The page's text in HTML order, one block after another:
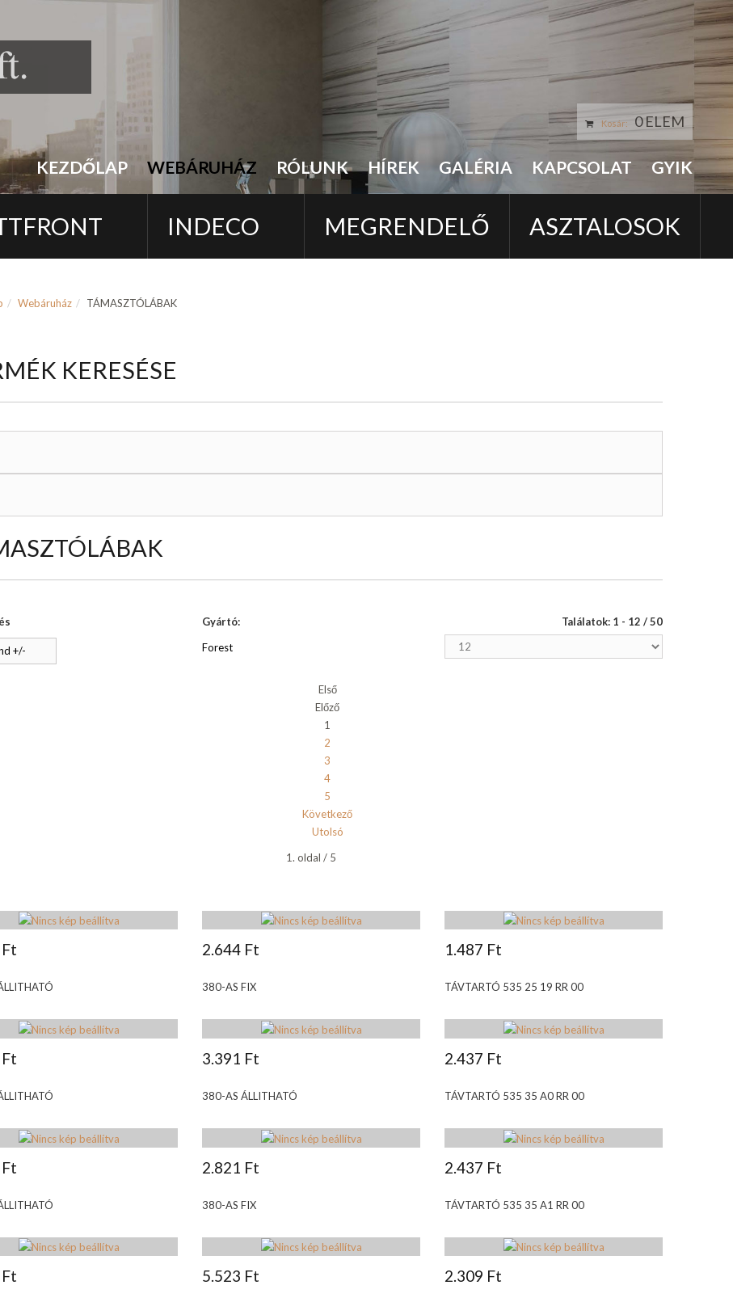
KEZDŐLAP WEBÁRUHÁZ RÓLUNK HÍREK GALÉRIA KAPCSOLAT GYIK
Kosár: 0 ELEM
INDECO MEGRENDELŐ ASZTALOSOK
Webáruház TÁMASZTÓLÁBAK
KERESÉSE
+/-
Gyártó:
Forest
Találatok: 1 - 12 / 50
Első
Előző
1
2
3
4
5
Következő
Utolsó
1. oldal / 5
2.644 Ft
380-AS FIX
1.487 Ft
TÁVTARTÓ 535 25 19 RR 00
3.391 Ft
380-AS ÁLLITHATÓ
2.437 Ft
TÁVTARTÓ 535 35 A0 RR 00
2.821 Ft
380-AS FIX
2.437 Ft
TÁVTARTÓ 535 35 A1 RR 00
5.523 Ft 2.309 Ft